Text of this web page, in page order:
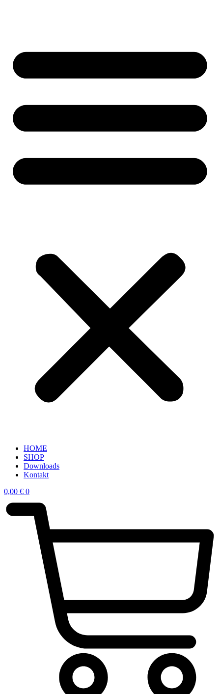
HOME
SHOP
Downloads
Kontakt
0,00 € 0